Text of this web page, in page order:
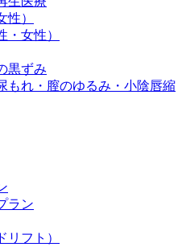
性）
・女性）
黒ずみ
もれ・膣のゆるみ・小陰唇縮
ラン
リフト）